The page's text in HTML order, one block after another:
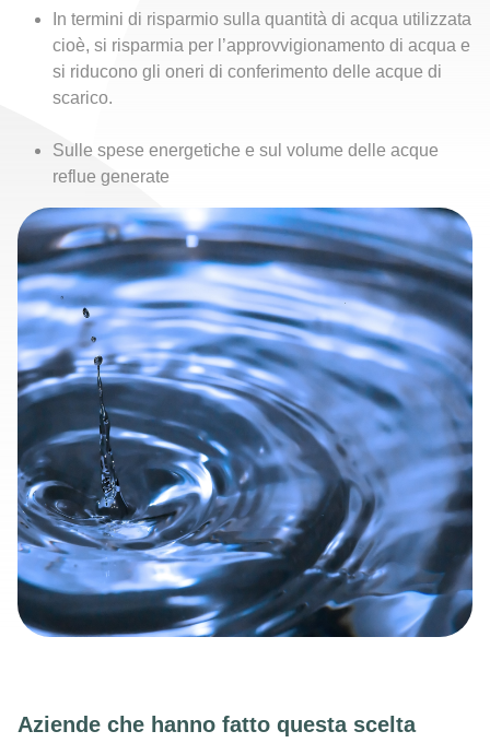
In termini di risparmio sulla quantità di acqua utilizzata
cioè, si risparmia per l’approvvigionamento di acqua e
si riducono gli oneri di conferimento delle acque di
scarico.
Sulle spese energetiche e sul volume delle acque
reflue generate
Aziende che hanno fatto questa scelta